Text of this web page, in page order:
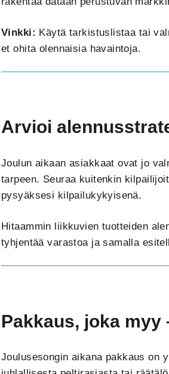
Vinkki: Käytä tarkistuslistaa tai
et ohita olennaisia havaintoja.
Arvioi
Joulun aikaan asiakkaat ovat jo
tarpeen. Seuraa kuitenkin
pysyäksesi kilpailukykyisenä.
Hitaammin liikkuvien tuotteiden
tyhjentää varastoa ja samalla
Pakkaus, joka
Joulusesongin aikana pakkaus on